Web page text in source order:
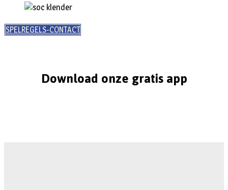
SPELREGELS-CONTACT
Download onze gratis app